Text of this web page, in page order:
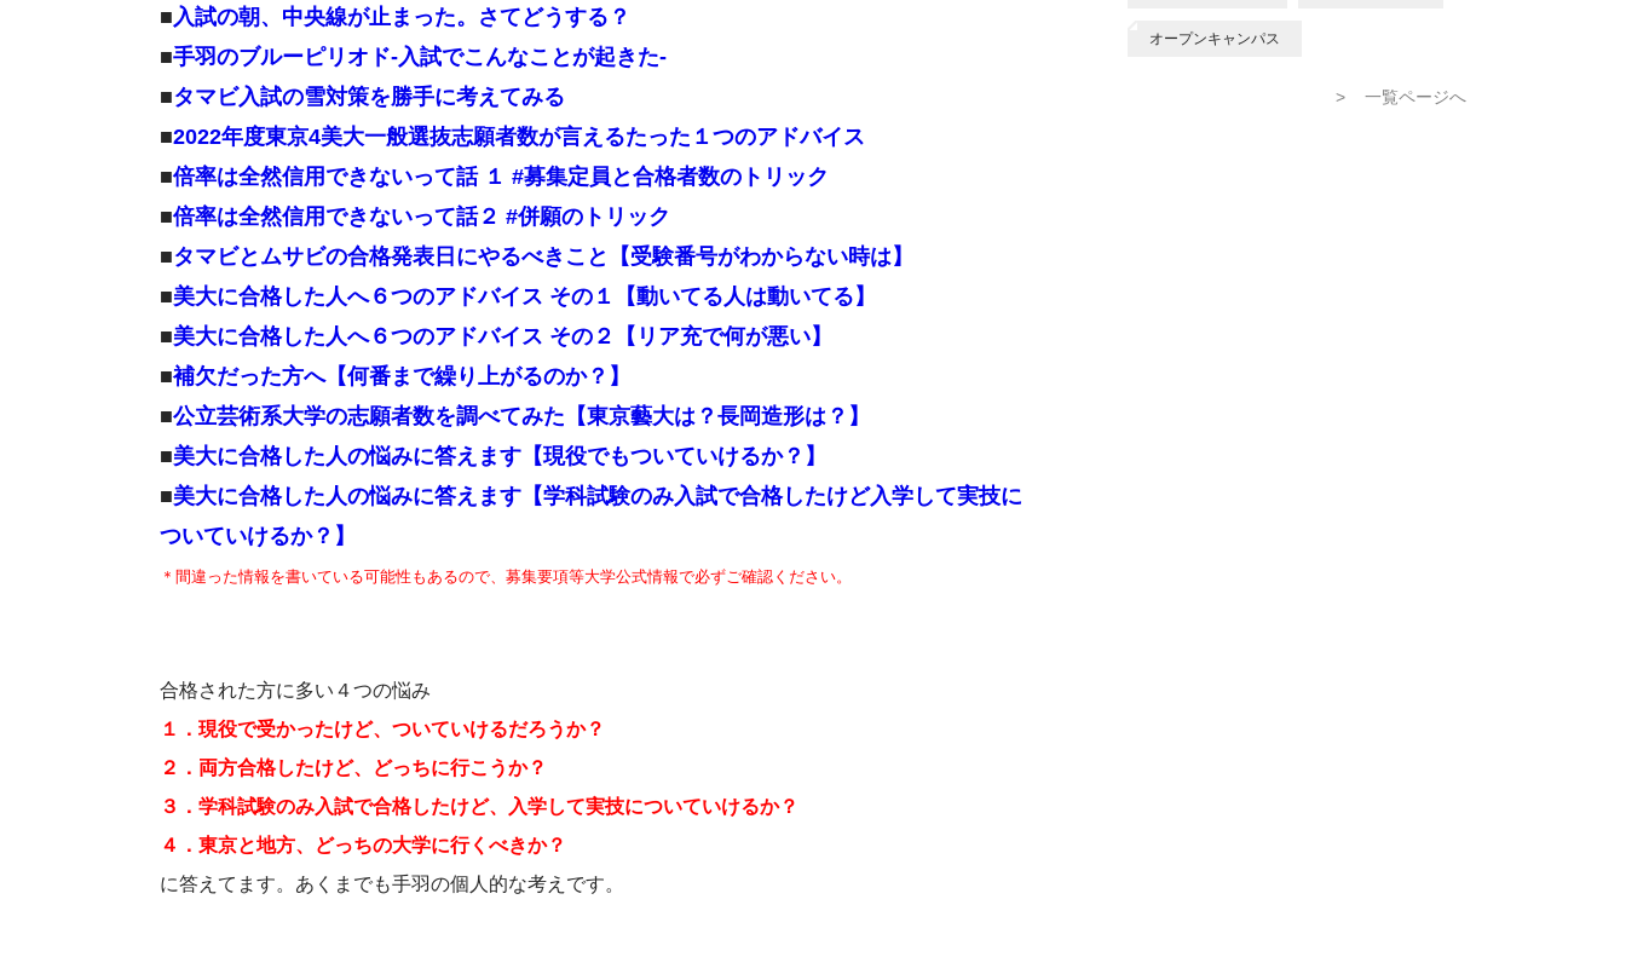
■入試の朝、中央線が止まった。さてどうする？
■手羽のブルーピリオド-入試でこんなことが起きた-
■タマビ入試の雪対策を勝手に考えてみる
■2022年度東京4美大一般選抜志願者数が言えるたった１つのアドバイス
■倍率は全然信用できないって話 １ #募集定員と合格者数のトリック
■倍率は全然信用できないって話２ #併願のトリック
■タマビとムサビの合格発表日にやるべきこと【受験番号がわからない時は】
■美大に合格した人へ６つのアドバイス その１【動いてる人は動いてる】
■美大に合格した人へ６つのアドバイス その２【リア充で何が悪い】
■補欠だった方へ【何番まで繰り上がるのか？】
■公立芸術系大学の志願者数を調べてみた【東京藝大は？長岡造形は？】
■美大に合格した人の悩みに答えます【現役でもついていけるか？】
■美大に合格した人の悩みに答えます【学科試験のみ入試で合格したけど入学して実技に
ついていけるか？】
＊間違った情報を書いている可能性もあるので、募集要項等大学公式情報で必ずご確認ください。
合格された方に多い４つの悩み
１．現役で受かったけど、ついていけるだろうか？
２．両方合格したけど、どっちに行こうか？
３．学科試験のみ入試で合格したけど、入学して実技についていけるか？
４．東京と地方、どっちの大学に行くべきか？
に答えてます。あくまでも手羽の個人的な考えです。
オープンキャンパス
> 一覧ページへ